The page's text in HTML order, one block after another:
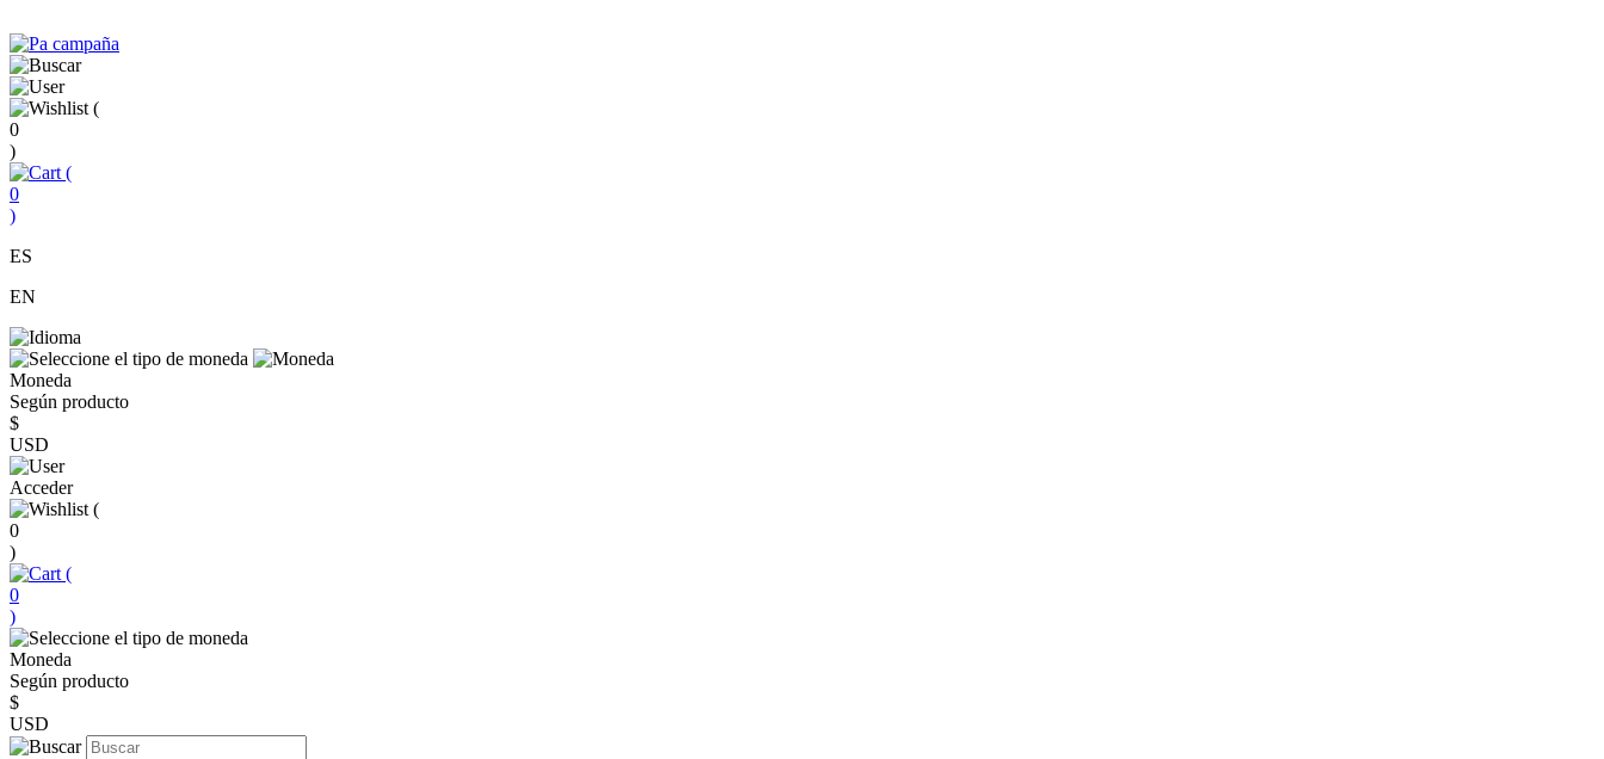
(
0
)
(
0
)
ES
EN
Moneda
Según producto
$
USD
Acceder
(
0
)
(
0
)
Moneda
Según producto
$
USD